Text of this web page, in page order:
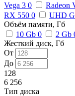
Vega 3 0 Radeon
RX 550 0 UHD
Объём памяти, Гб
10 Gb 0 2 Gb
Жесткий диск, Гб
От
До
128
6 256
Тип диска